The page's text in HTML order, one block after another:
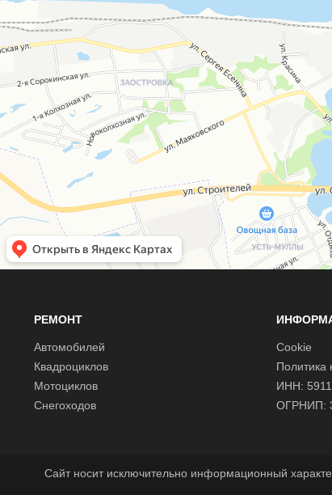
РЕМОНТ
Автомобилей
Квадроциклов
Мотоциклов
Снегоходов
Cookie
Политика
ИНН:
ОГРНИП:
Сайт носит исключительно информационный